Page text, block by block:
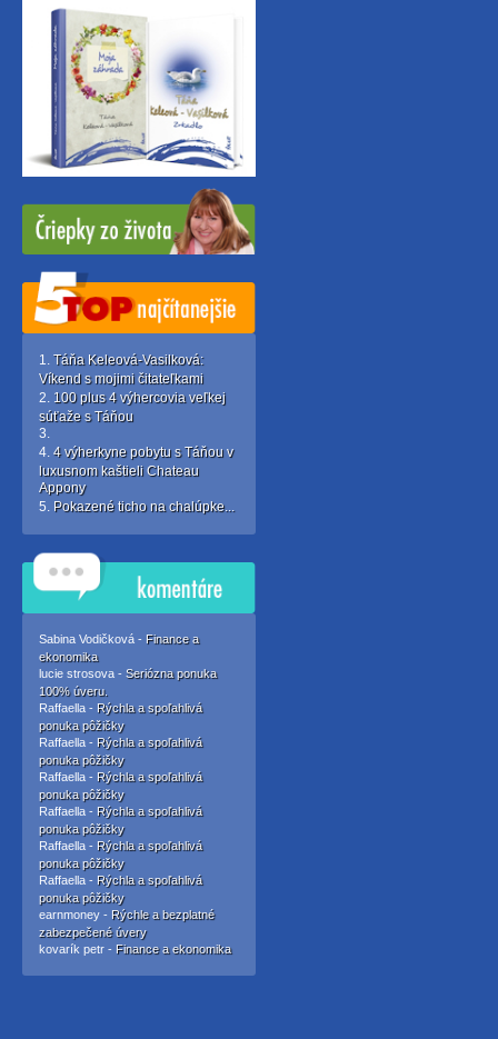
Táňa Keleová-Vasilková:
Víkend s mojimi čitateľkami
100 plus 4 výhercovia veľkej
súťaže s Táňou
4 výherkyne pobytu s Táňou v
luxusnom kaštieli Chateau
Appony
Pokazené ticho na chalúpke...
Sabina Vodičková - Finance a
ekonomika
lucie strosova - Seriózna ponuka
100% úveru.
Raffaella - Rýchla a spoľahlivá
ponuka pôžičky
Raffaella - Rýchla a spoľahlivá
ponuka pôžičky
Raffaella - Rýchla a spoľahlivá
ponuka pôžičky
Raffaella - Rýchla a spoľahlivá
ponuka pôžičky
Raffaella - Rýchla a spoľahlivá
ponuka pôžičky
Raffaella - Rýchla a spoľahlivá
ponuka pôžičky
earnmoney - Rýchle a bezplatné
zabezpečené úvery
kovarík petr - Finance a ekonomika